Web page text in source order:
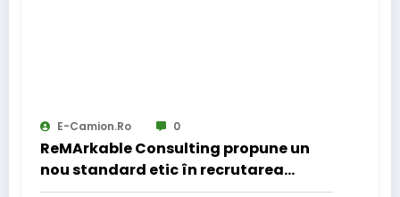
E-Camion.ro 0
ReMArkable Consulting propune un
nou standard etic în recrutarea
pentru transporturi